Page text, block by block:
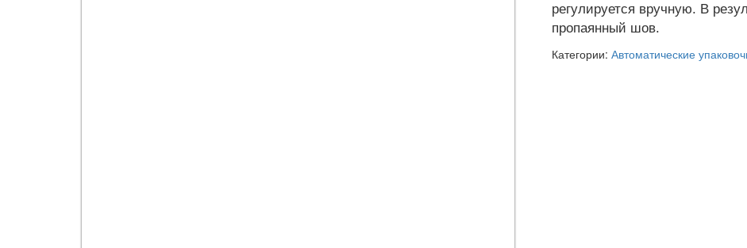
регулируется вручную. В
пропаянный шов.
Категории: Автоматические